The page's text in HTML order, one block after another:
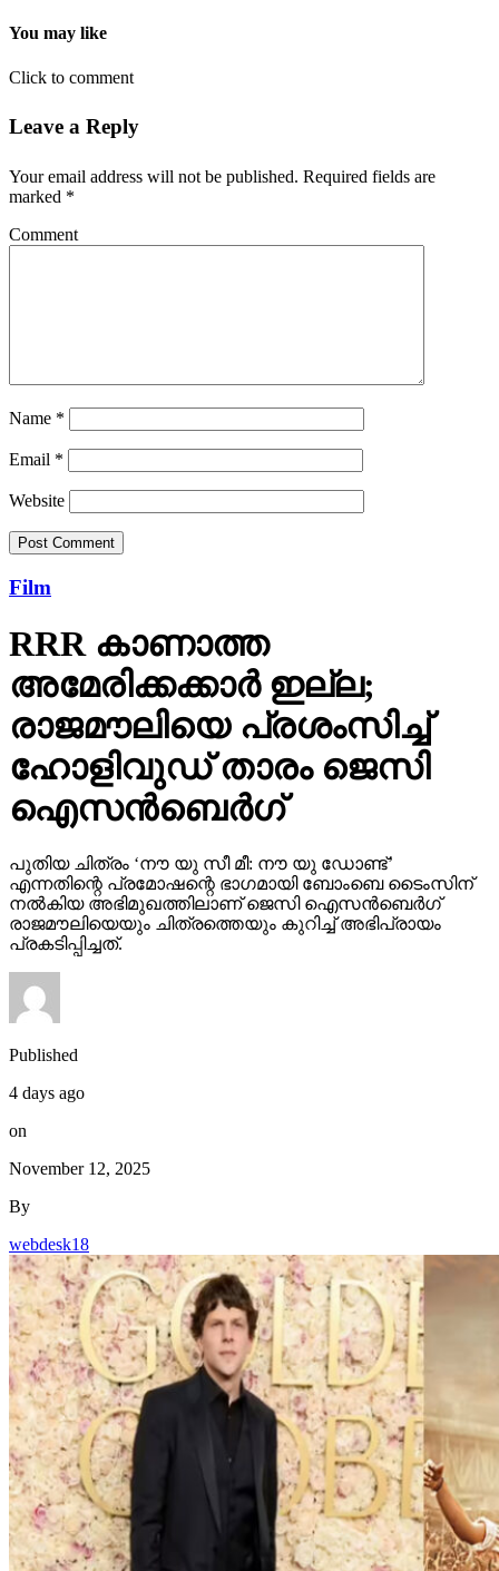
You may like
Click to comment
Leave a Reply
Your email address will not be published. Required fields are
marked *
Comment
Name *
Email *
Website
Film
RRR കാണാത്ത
അമേരിക്കക്കാര്‍ ഇല്ല;
രാജമൗലിയെ പ്രശംസിച്ച്
ഹോളിവുഡ് താരം ജെസി
ഐസന്‍ബെര്‍ഗ്
പുതിയ ചിത്രം ‘നൗ യു സീ മീ: നൗ യു ഡോണ്ട്’
എന്നതിന്റെ പ്രമോഷന്റെ ഭാഗമായി ബോംബെ ടൈംസിന്
നല്‍കിയ അഭിമുഖത്തിലാണ് ജെസി ഐസന്‍ബെര്‍ഗ്
രാജമൗലിയെയും ചിത്രത്തെയും കുറിച്ച് അഭിപ്രായം
പ്രകടിപ്പിച്ചത്.
Published
4 days ago
on
November 12, 2025
By
webdesk18